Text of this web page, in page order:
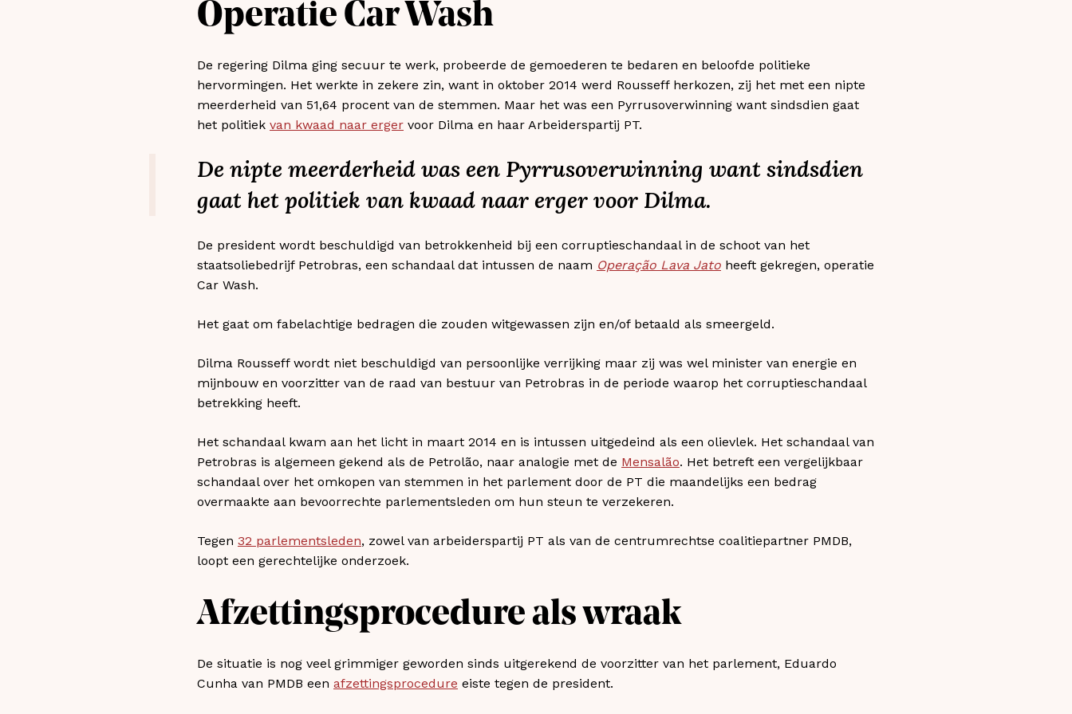
Operatie Car Wash
De regering Dilma ging secuur te werk, probeerde de gemoederen te bedaren en beloofde politieke
hervormingen. Het werkte in zekere zin, want in oktober 2014 werd Rousseff herkozen, zij het met een nipte
meerderheid van 51,64 procent van de stemmen. Maar het was een Pyrrusoverwinning want sindsdien gaat
het politiek van kwaad naar erger voor Dilma en haar Arbeiderspartij PT.
De nipte meerderheid was een Pyrrusoverwinning want sindsdien
gaat het politiek van kwaad naar erger voor Dilma.
De president wordt beschuldigd van betrokkenheid bij een corruptieschandaal in de schoot van het
staatsoliebedrijf Petrobras, een schandaal dat intussen de naam Operação Lava Jato heeft gekregen, operatie
Car Wash.
Het gaat om fabelachtige bedragen die zouden witgewassen zijn en/of betaald als smeergeld.
Dilma Rousseff wordt niet beschuldigd van persoonlijke verrijking maar zij was wel minister van energie en
mijnbouw en voorzitter van de raad van bestuur van Petrobras in de periode waarop het corruptieschandaal
betrekking heeft.
Het schandaal kwam aan het licht in maart 2014 en is intussen uitgedeind als een olievlek. Het schandaal van
Petrobras is algemeen gekend als de Petrolão, naar analogie met de Mensalão. Het betreft een vergelijkbaar
schandaal over het omkopen van stemmen in het parlement door de PT die maandelijks een bedrag
overmaakte aan bevoorrechte parlementsleden om hun steun te verzekeren.
Tegen 32 parlementsleden, zowel van arbeiderspartij PT als van de centrumrechtse coalitiepartner PMDB,
loopt een gerechtelijke onderzoek.
Afzettingsprocedure als wraak
De situatie is nog veel grimmiger geworden sinds uitgerekend de voorzitter van het parlement, Eduardo
Cunha van PMDB een afzettingsprocedure eiste tegen de president.